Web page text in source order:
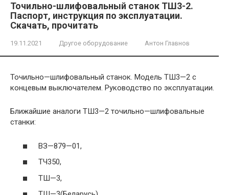
Точильно-шлифовальный станок ТШ3-2.
Паспорт, инструкция по эксплуатации.
Скачать, прочитать
19.11.2021 Другое оборудование Антон Главнов
Точильно—шлифовальный станок. Модель ТШ3—2 с
концевым выключателем. Руководство по эксплуатации.
Ближайшие аналоги ТШ3—2 точильно—шлифовальные
станки:
ВЗ—879—01,
ТЧ350,
ТШ—3,